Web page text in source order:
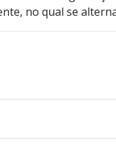
no qual se